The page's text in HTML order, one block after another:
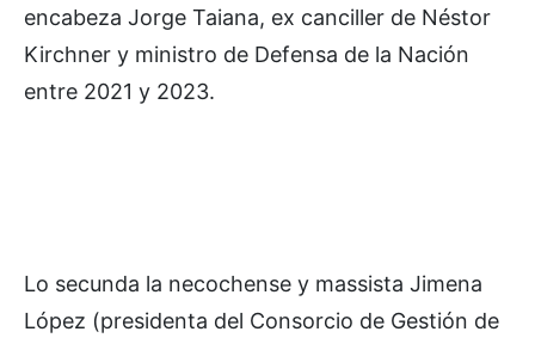
encabeza Jorge Taiana, ex canciller de Néstor
Kirchner y ministro de Defensa de la Nación
entre 2021 y 2023.
Lo secunda la necochense y massista Jimena
López (presidenta del Consorcio de Gestión de